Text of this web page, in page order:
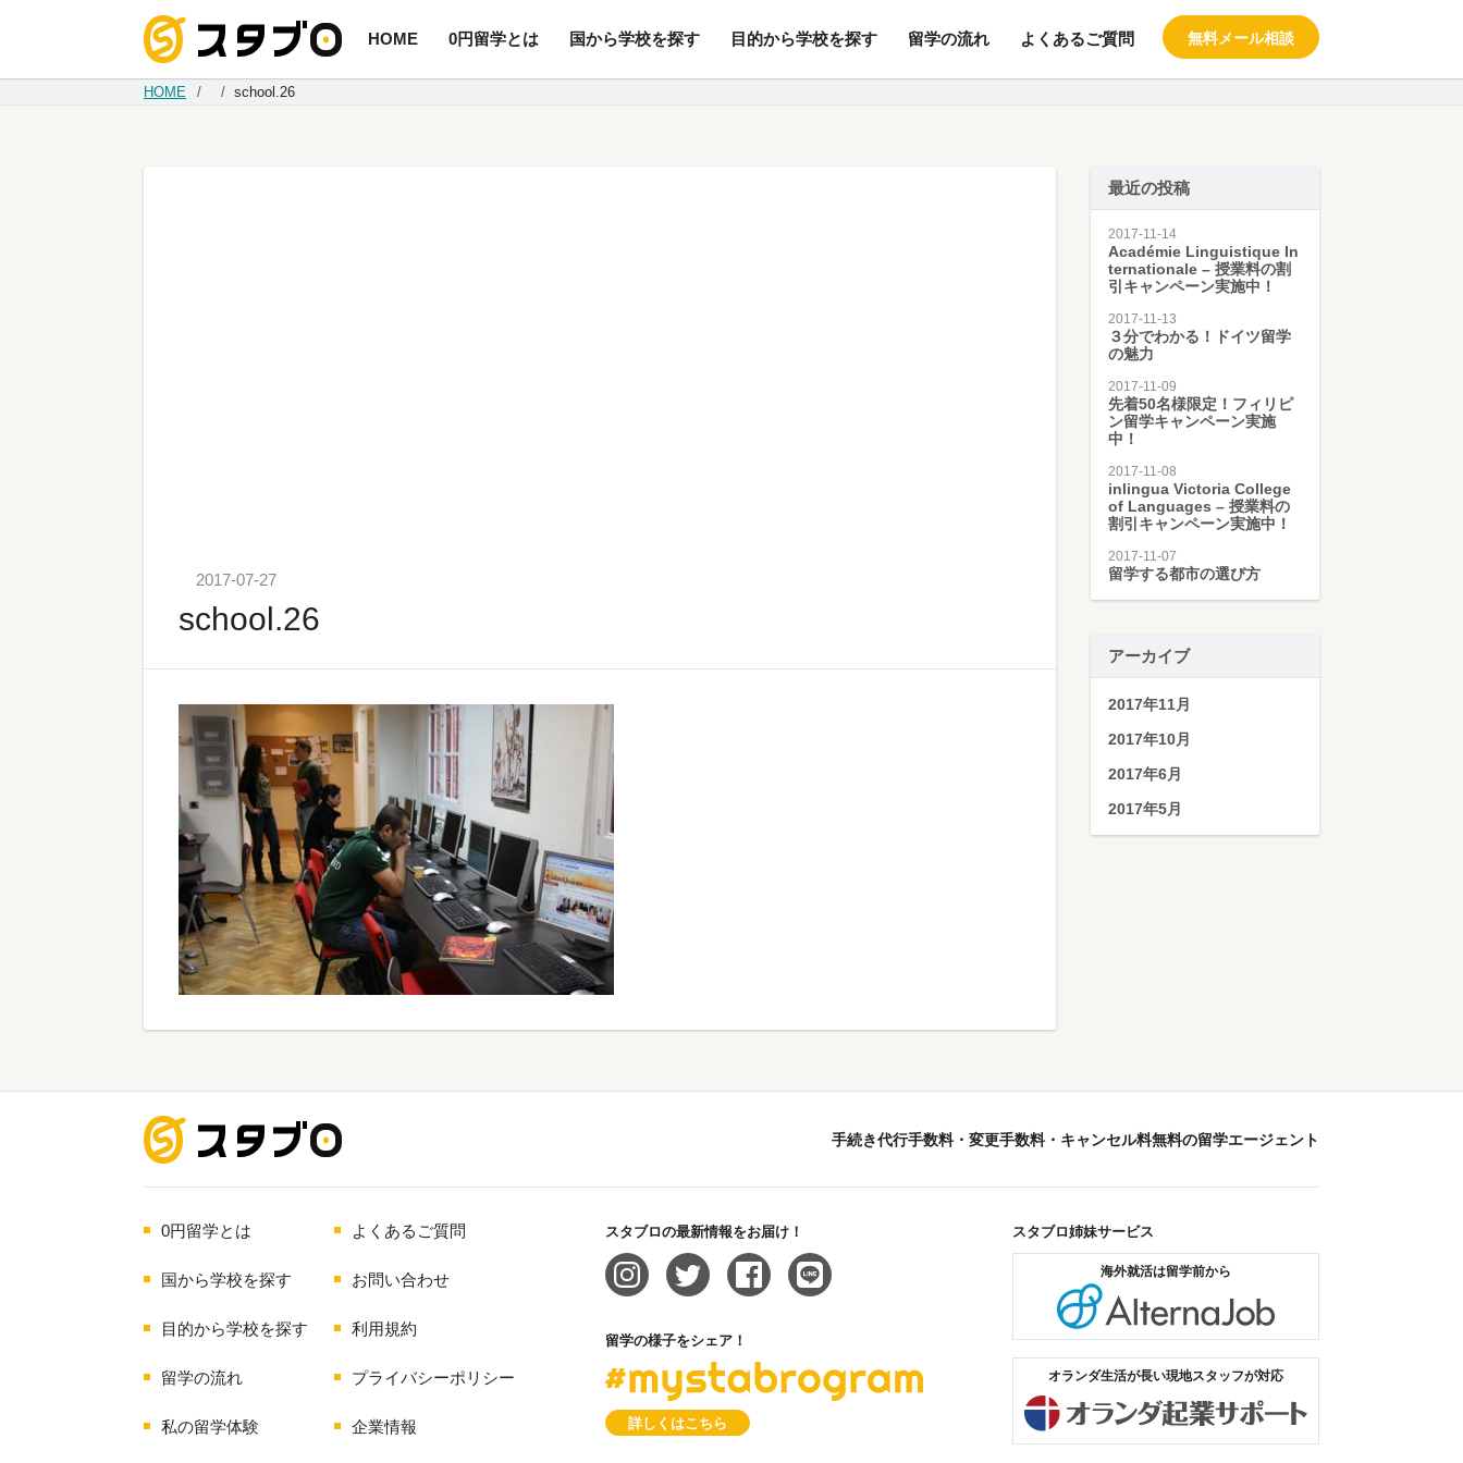
手続き代行/変更手数料・キャンセル料無料の留学エージェント スタブロ
HOME 0円留学とは 国から学校を探す 目的から学校を探す 留学の流れ よくあるご質問 無料メール相談
HOME school.26
2017-07-27
school.26
最近の投稿
2017-11-14
Académie Linguistique In
ternationale – 授業料の割
引キャンペーン実施中！
2017-11-13
３分でわかる！ドイツ留学
の魅力
2017-11-09
先着50名様限定！フィリピ
ン留学キャンペーン実施
中！
2017-11-08
inlingua Victoria College
of Languages – 授業料の
割引キャンペーン実施中！
2017-11-07
留学する都市の選び方
アーカイブ
2017年11月
2017年10月
2017年6月
2017年5月
手続き代行手数料・変更手数料・キャンセル料無料の留学エージェント
0円留学とは
国から学校を探す
目的から学校を探す
留学の流れ
私の留学体験
よくあるご質問
お問い合わせ
利用規約
プライバシーポリシー
企業情報
スタブロの最新情報をお届け！
留学の様子をシェア！
詳しくはこちら
スタブロ姉妹サービス
海外就活は留学前から
オランダ生活が長い現地スタッフが対応